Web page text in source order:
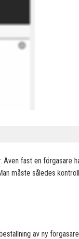
fast en förgasare
måste således
av ny